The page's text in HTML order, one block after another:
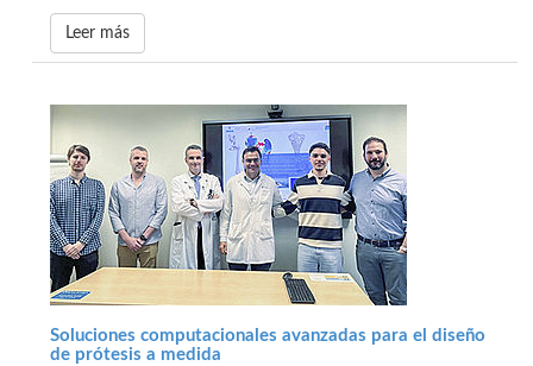
Leer más
Soluciones computacionales avanzadas para el diseño
de prótesis a medida